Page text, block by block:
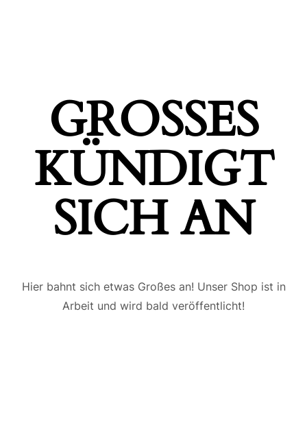
GROSSES K
ÜNDIGT S
ICH AN
Hier bahnt sich etwas Großes an! Unser Shop ist in
Arbeit und wird bald veröffentlicht!